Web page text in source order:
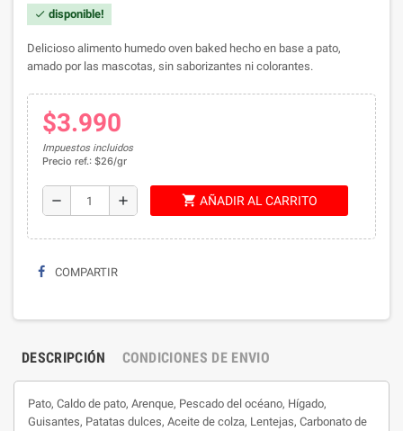
check disponible!
Delicioso alimento humedo oven baked hecho en base a pato,
amado por las mascotas, sin saborizantes ni colorantes.
$3.990
Impuestos incluidos
Precio ref.: $26/gr
remove add shopping_cart AÑADIR AL CARRITO
COMPARTIR
DESCRIPCIÓN CONDICIONES DE ENVIO
Pato, Caldo de pato, Arenque, Pescado del océano, Hígado,
Guisantes, Patatas dulces, Aceite de colza, Lentejas, Carbonato de